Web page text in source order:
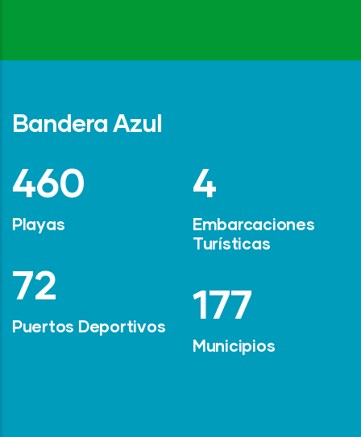
Bandera Azul
642
Playas
101
Puertos Deportivos
6
Embarcaciones
Turísticas
247
Municipios